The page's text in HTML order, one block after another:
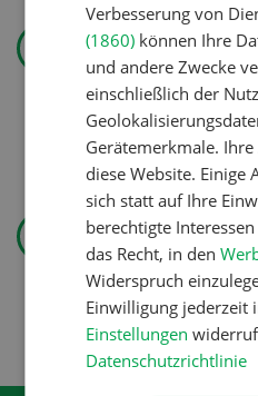
Landtechnik
«Ich mag
Pflanzenbau
Pflanzenbau
Erst das Ziel,
Verbesserung von
(1860) können Ihre
und andere Zwecke
einschließlich der
Gerätemerkmale.
diese Website. Einige
sich statt auf Ihre
berechtigte
das Recht, in den
Widerspruch
Einwilligung jederzeit
Einstellungen
Datenschutzrichtlinie